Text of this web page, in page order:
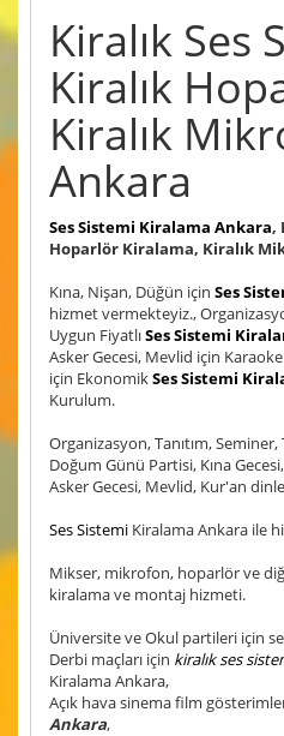
Kiralık Ses
Kiralık
Kiralık
Ankara
Ses Sistemi Kiralama Ankara,
Hoparlör Kiralama, Kiralık
Kına, Nişan, Düğün için Ses
hizmet vermekteyiz.,
Uygun FiyatlıSes Sistemi
Asker Gecesi, Mevlid için
için EkonomikSes Sistemi
Kurulum.
Organizasyon, Tanıtım, Seminer,
Doğum Günü Partisi, Kına
Asker Gecesi, Mevlid, Kur'an
Ses Sistemi Kiralama Ankara ile
Mikser, mikrofon, hoparlör ve
kiralama ve montaj hizmeti.
Üniversite ve Okul partileri için
Derbi maçları için kiralık ses
Kiralama Ankara,
Açık hava sinema film
Ankara,